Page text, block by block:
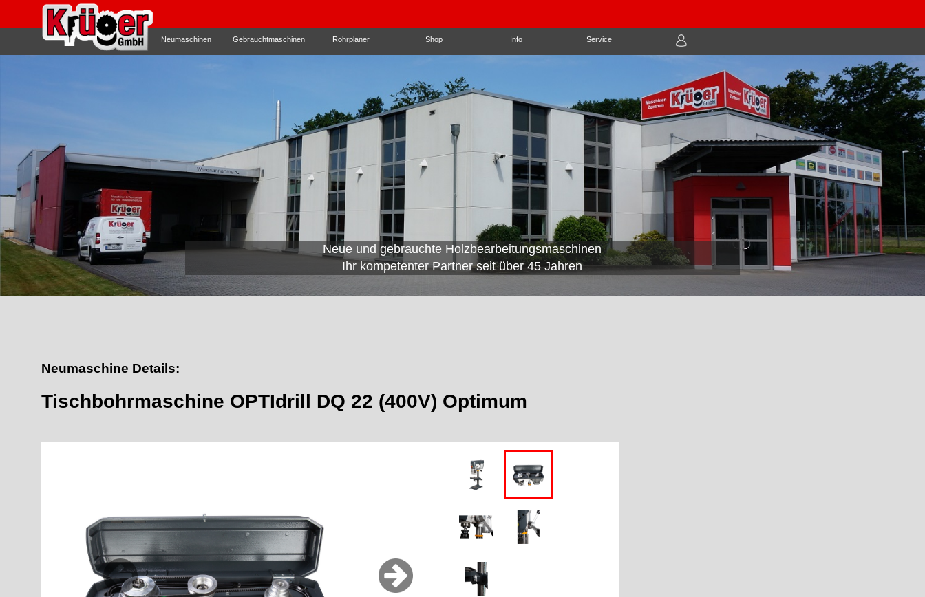
Neumaschinen Gebrauchtmaschinen Rohrplaner Shop Info Service
Neue und gebrauchte Holzbearbeitungsmaschinen
Ihr kompetenter Partner seit über 45 Jahren
Wir beraten mit passenden
Automatisierungslösungen!
Neumaschine Details:
Tischbohrmaschine OPTIdrill DQ 22 (400V) Optimum